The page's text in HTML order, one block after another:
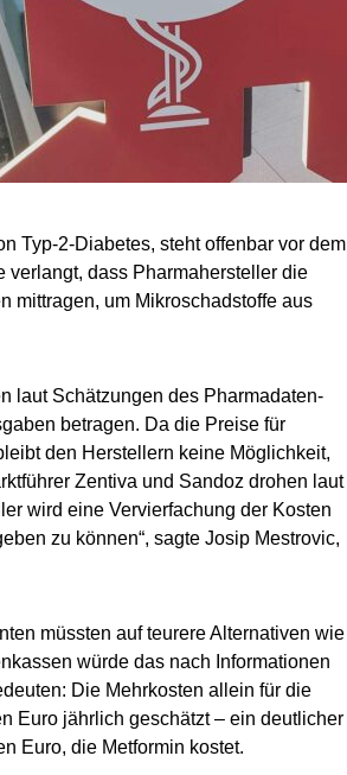
Typ-2-Diabetes, steht offenbar vor dem
dass Pharmahersteller die
mittragen, um Mikroschadstoffe aus
laut Schätzungen des Pharmadaten-
betragen. Da die Preise für
den Herstellern keine Möglichkeit,
Zentiva und Sandoz drohen laut
wird eine Vervierfachung der Kosten
zu können“, sagte Josip Mestrovic,
müssten auf teurere Alternativen wie
würde das nach Informationen
Die Mehrkosten allein für die
Euro jährlich geschätzt – ein deutlicher
Euro, die Metformin kostet.